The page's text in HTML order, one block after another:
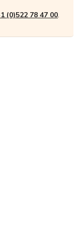
(0)522 78 47 00.